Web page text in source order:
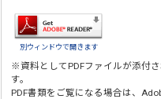
別ウィンドウで開きます
※資料としてPDFファイルが添付さ
す。
PDF書類をご覧になる場合は、